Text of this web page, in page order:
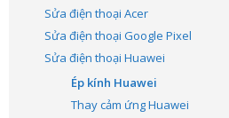
Sửa điện thoại Acer
Sửa điện thoại Google Pixel
Sửa điện thoại Huawei
Ép kính Huawei
Thay cảm ứng Huawei